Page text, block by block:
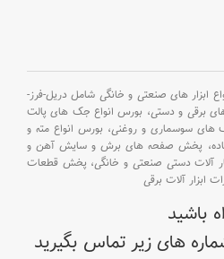
ابزار های صنعتی و خانگی شامل دریل-فرز-
برقی و دستی، بورس انواع جک های پالت
های سوسماری و روغنی، بورس انواع مته و
پخش صفحه های برش و سایش آهن و
آلات دستی صنعتی و خانگی، پخش قطعات
ابزار آلات برقی
باشید
های زیر تماس بگیرید